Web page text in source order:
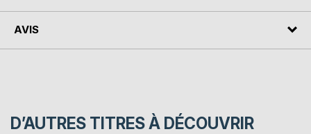
AVIS
D’AUTRES TITRES À DÉCOUVRIR